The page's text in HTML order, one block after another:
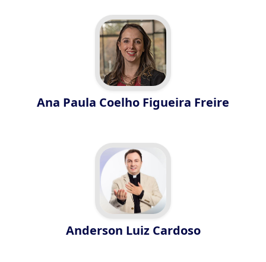
Ana Paula Coelho Figueira Freire
Anderson Luiz Cardoso